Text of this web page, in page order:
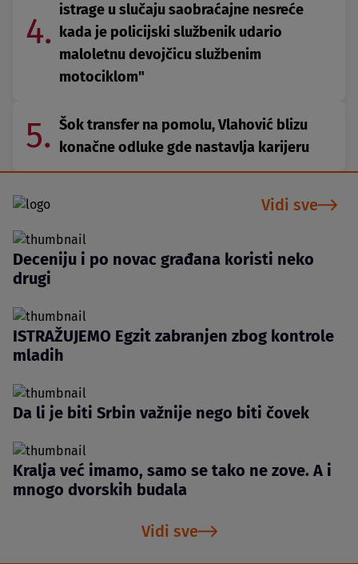
4.
istrage u slučaju saobraćajne nesreće
kada je policijski službenik udario
maloletnu devojčicu službenim
motociklom"
5. Šok transfer na pomolu, Vlahović blizu
konačne odluke gde nastavlja karijeru
Vidi sve
Deceniju i po novac građana koristi neko
drugi
ISTRAŽUJEMO Egzit zabranjen zbog kontrole
mladih
Da li je biti Srbin važnije nego biti čovek
Kralja već imamo, samo se tako ne zove. A i
mnogo dvorskih budala
Vidi sve